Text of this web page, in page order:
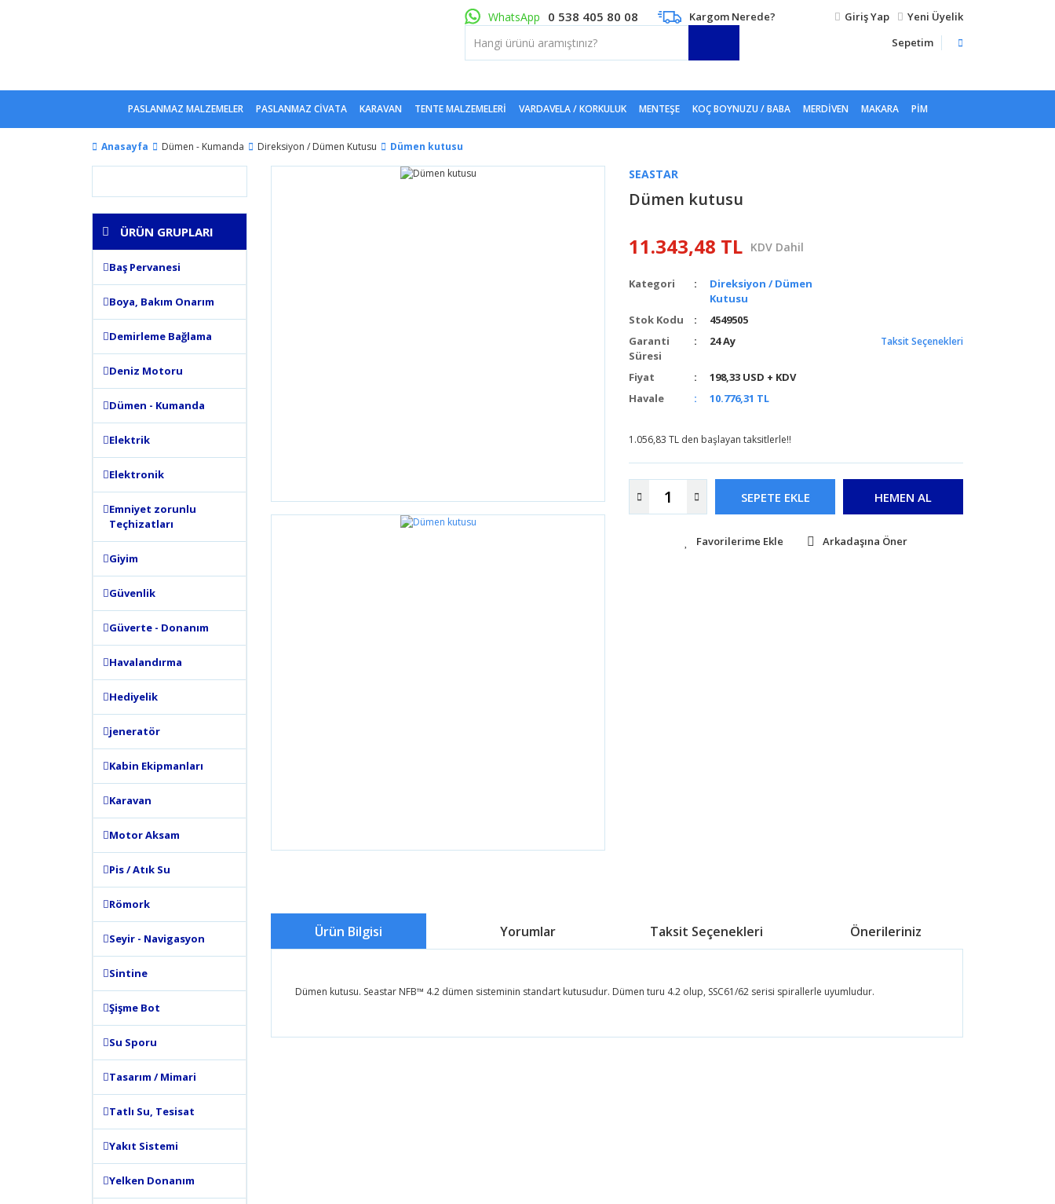
WhatsApp 0 538 405 80 08 Kargom Nerede? Giriş Yap
Yeni Üyelik
Sepetim
PASLANMAZ MALZEMELER PASLANMAZ CİVATA KARAVAN TENTE MALZEMELERI VARDAVELA / KORKULUK MENTEŞE KOÇ BOYNUZU / BABA MERDIVEN MAKARA PIM
Anasayfa Dümen - Kumanda Direksiyon / Dümen Kutusu Dümen kutusu
ÜRÜN GRUPLARI
Baş Pervanesi
Boya, Bakım Onarım
Demirleme Bağlama
Deniz Motoru
Dümen - Kumanda
Elektrik
Elektronik
Emniyet zorunlu
Teçhizatları
Giyim
Güvenlik
Güverte - Donanım
Havalandırma
Hediyelik
jeneratör
Kabin Ekipmanları
Karavan
Motor Aksam
Pis / Atık Su
Römork
Seyir - Navigasyon
Sintine
Şişme Bot
Su Sporu
Tasarım / Mimari
Tatlı Su, Tesisat
Yakıt Sistemi
Yelken Donanım
SEASTAR
Dümen kutusu
11.343,48 TL KDV Dahil
Kategori
Direksiyon / Dümen
Kutusu
Stok Kodu
4549505
Garanti
Süresi
24 Ay
Fiyat
198,33 USD + KDV
Havale
10.776,31 TL
Taksit Seçenekleri
1.056,83 TL den başlayan taksitlerle!!
SEPETE EKLE HEMEN AL
Arkadaşına Öner
Ürün Bilgisi Yorumlar Taksit Seçenekleri Önerileriniz
Dümen kutusu. Seastar NFB™ 4.2 dümen sisteminin standart kutusudur. Dümen turu 4.2 olup, SSC61/62 serisi spirallerle uyumludur.